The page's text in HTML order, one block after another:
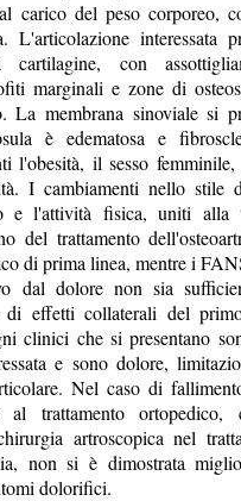
carico del peso corporeo,
interessata
cartilagine, con
marginali e zone di
La membrana sinoviale si
è edematosa e
l'obesità, il sesso
I cambiamenti nello stile
e l'attività fisica, uniti alla
del trattamento
di prima linea, mentre i
dal dolore non sia
di effetti collaterali del
clinici che si presentano
e sono dolore,
Nel caso di
al trattamento
artroscopica nel
non si è dimostrata
dolorifici.